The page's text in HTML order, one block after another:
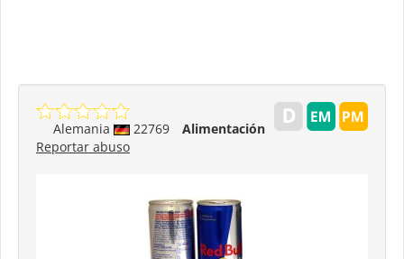
Alemania 22769
Alimentación
Reportar abuso